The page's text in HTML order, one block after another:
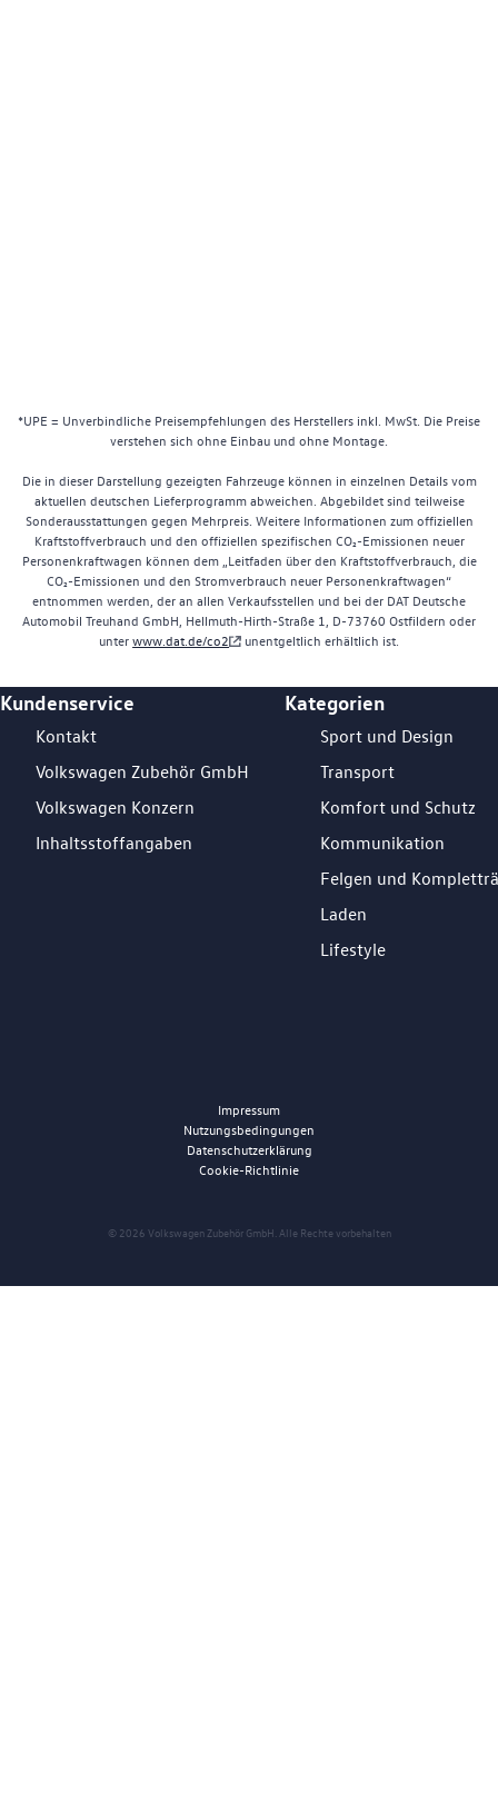
*UPE = Unverbindliche Preisempfehlungen des Herstellers inkl. MwSt. Die Preise
verstehen sich ohne Einbau und ohne Montage.
Die in dieser Darstellung gezeigten Fahrzeuge können in einzelnen Details vom
aktuellen deutschen Lieferprogramm abweichen. Abgebildet sind teilweise
Sonderausstattungen gegen Mehrpreis. Weitere Informationen zum offiziellen
Kraftstoffverbrauch und den offiziellen spezifischen CO₂-Emissionen neuer
Personenkraftwagen können dem „Leitfaden über den Kraftstoffverbrauch, die
CO₂-Emissionen und den Stromverbrauch neuer Personenkraftwagen“
entnommen werden, der an allen Verkaufsstellen und bei der DAT Deutsche
Automobil Treuhand GmbH, Hellmuth-Hirth-Straße 1, D-73760 Ostfildern oder
unterwww.dat.de/co2 unentgeltlich erhältlich ist.
Footer Teaser
Kundenservice
Kontakt
Volkswagen Zubehör GmbH
Volkswagen Konzern
Inhaltsstoffangaben
Kategorien
Sport und Design
Transport
Komfort und Schutz
Kommunikation
Felgen und
Laden
Lifestyle
© 2026 Volkswagen Zubehör GmbH. Alle Rechte vorbehalten
Impressum
Nutzungsbedingungen
Datenschutzerklärung
Cookie-Richtlinie